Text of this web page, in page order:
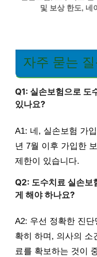
및 보상 한도, 네
자주 묻는 질
Q1: 실손보험으로 도
있나요?
A1: 네, 실손보험 가
년 7월 이후 가입한
제한이 있습니다.
Q2: 도수치료 실손보
게 해야 하나요?
A2: 우선 정확한 진
확히 하며, 의사의 소
료를 확보하는 것이